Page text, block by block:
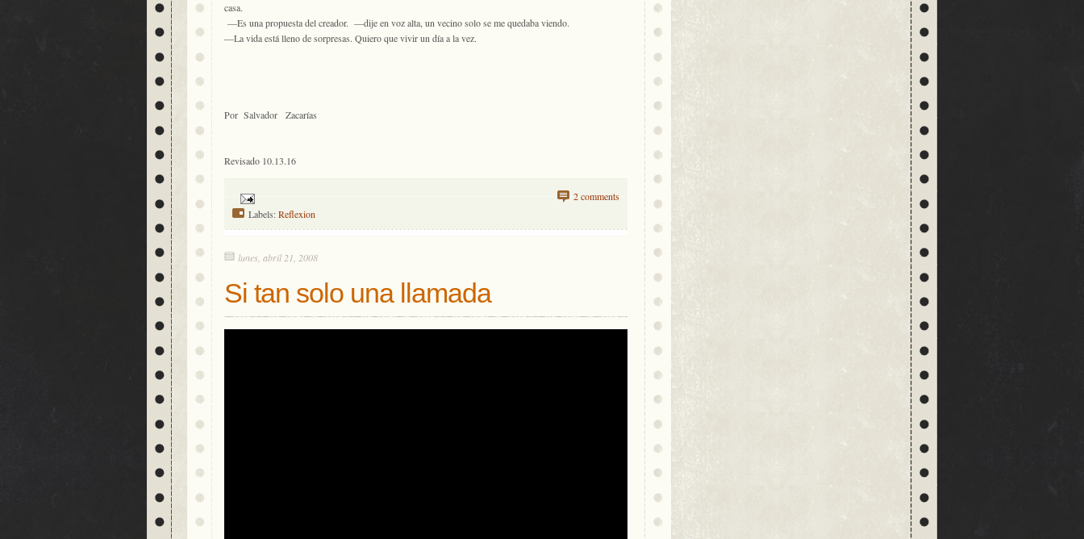
casa.
—Es una propuesta del creador. —dije en voz alta, un vecino solo se me quedaba viendo.
—La vida está lleno de sorpresas. Quiero que vivir un día a la vez.
Por Salvador Zacarías
Revisado 10.13.16
2 comments
Labels:Reflexion
lunes, abril 21, 2008
Si tan solo una llamada